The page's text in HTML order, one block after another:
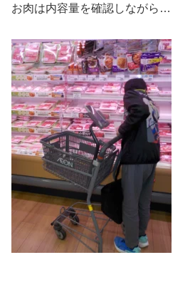
お肉は内容量を確認しながら…